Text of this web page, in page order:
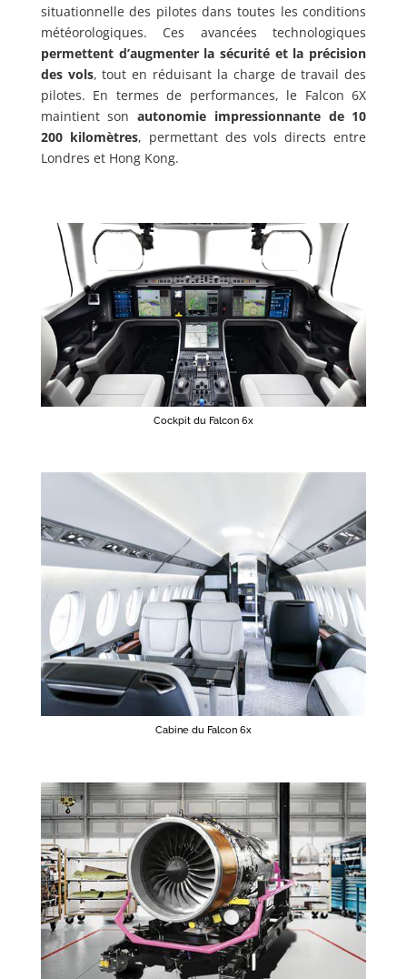
situationnelle des pilotes dans toutes les conditions
météorologiques. Ces avancées technologiques
permettent d’augmenter la sécurité et la précision
des vols, tout en réduisant la charge de travail des
pilotes. En termes de performances, le Falcon 6X
maintient sonautonomie impressionnante de 10
200 kilomètres, permettant des vols directs entre
Londres et Hong Kong.
Cockpit du Falcon 6x
Cabine du Falcon 6x